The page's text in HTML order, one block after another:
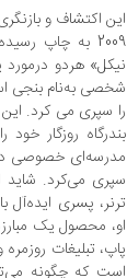
این اکتشاف و
2009 به چاپ
نیکل» هردو
را سپری می کرد.
بندرگاه روزگار
مدرسه‌ای خصوصی
سپری می‌کرد. شاید
ترنر، پسری ایده‌آل
او، محصول یک
پاپ، تبلیغات
است که چگونه